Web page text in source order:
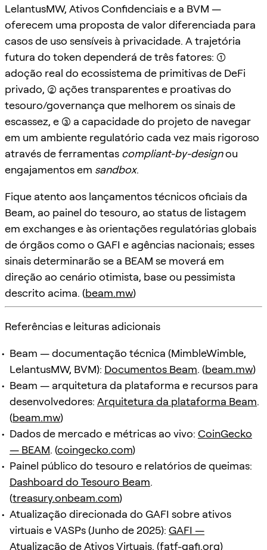
LelantusMW, Ativos Confidenciais e a BVM —
oferecem uma proposta de valor diferenciada para
casos de uso sensíveis à privacidade. A trajetória
futura do token dependerá de três fatores: (1)
adoção real do ecossistema de primitivas de DeFi
privado, (2) ações transparentes e proativas do
tesouro/governança que melhorem os sinais de
escassez, e (3) a capacidade do projeto de navegar
em um ambiente regulatório cada vez mais rigoroso
através de ferramentas compliant-by-designou
engajamentos em sandbox.
Fique atento aos lançamentos técnicos oficiais da
Beam, ao painel do tesouro, ao status de listagem
em exchanges e às orientações regulatórias globais
de órgãos como o GAFI e agências nacionais; esses
sinais determinarão se a BEAM se moverá em
direção ao cenário otimista, base ou pessimista
descrito acima. (beam.mw)
Referências e leituras adicionais
Beam — documentação técnica (MimbleWimble,
LelantusMW, BVM): Documentos Beam. (beam.mw)
Beam — arquitetura da plataforma e recursos para
desenvolvedores: Arquitetura da plataforma Beam.
(beam.mw)
Dados de mercado e métricas ao vivo: CoinGecko
— BEAM. (coingecko.com)
Painel público do tesouro e relatórios de queimas:
Dashboard do Tesouro Beam.
(treasury.onbeam.com)
Atualização direcionada do GAFI sobre ativos
virtuais e VASPs (Junho de 2025): GAFI —
Atualização de Ativos Virtuais. (fatf-gafi.org)